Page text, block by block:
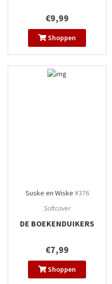
€9,99
Shoppen
Suske en Wiske #376
Softcover
DE BOEKENDUIKERS
€7,99
Shoppen